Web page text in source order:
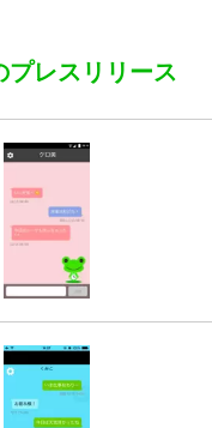
プレスリリース